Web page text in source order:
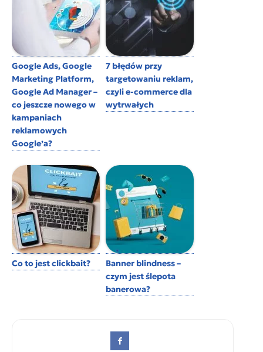
Google Ads, Google
Marketing Platform,
Google Ad Manager –
co jeszcze nowego w
kampaniach
reklamowych
Google’a?
7 błędów przy
targetowaniu reklam,
czyli e-commerce dla
wytrwałych
Co to jest clickbait?
Banner blindness –
czym jest ślepota
banerowa?